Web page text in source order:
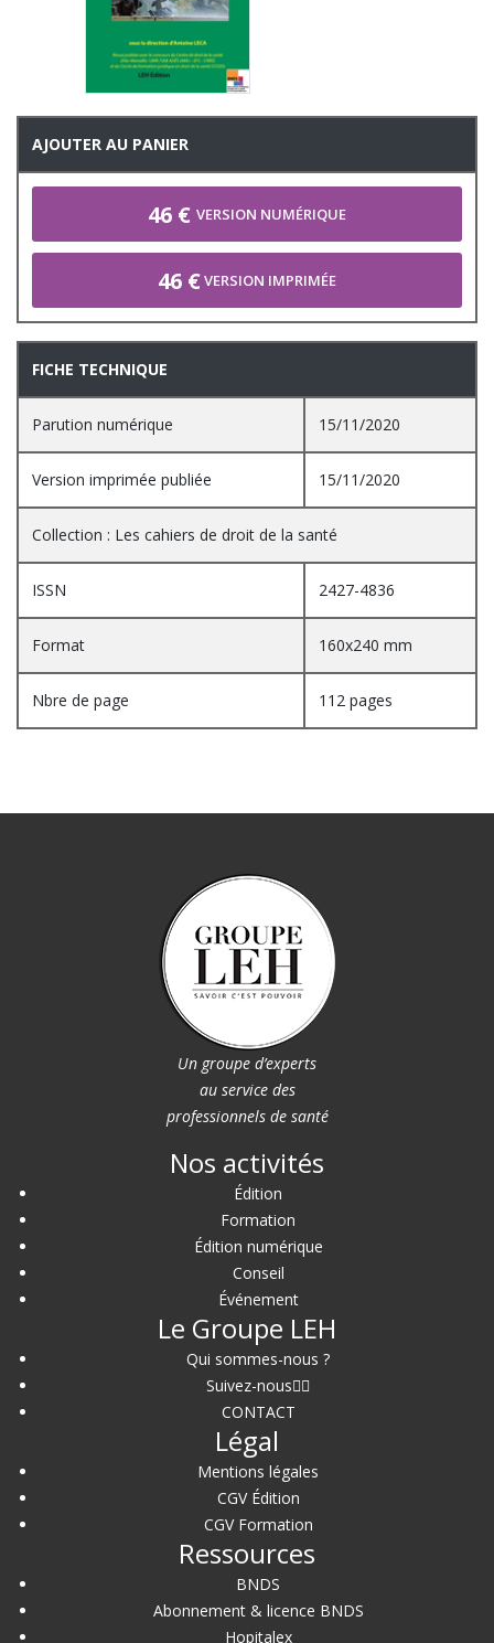
AJOUTER AU PANIER
46 € VERSION NUMÉRIQUE
46 €VERSION IMPRIMÉE
FICHE TECHNIQUE
Parution numérique 15/11/2020
Version imprimée publiée 15/11/2020
Collection : Les cahiers de droit de la santé
ISSN 2427-4836
Format 160x240 mm
Nbre de page 112 pages
Un groupe d’experts
au service des
professionnels de santé
Nos activités
Édition
Formation
Édition numérique
Conseil
Événement
Le Groupe LEH
Qui sommes-nous ?
Suivez-nous
CONTACT
Légal
Mentions légales
CGV Édition
CGV Formation
Ressources
BNDS
Abonnement & licence BNDS
Hopitalex